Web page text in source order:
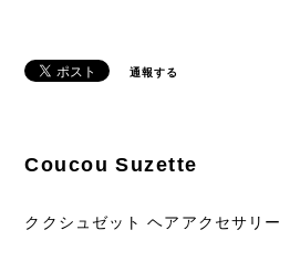
通報する
Coucou Suzette
ククシュゼット ヘアアクセサリー